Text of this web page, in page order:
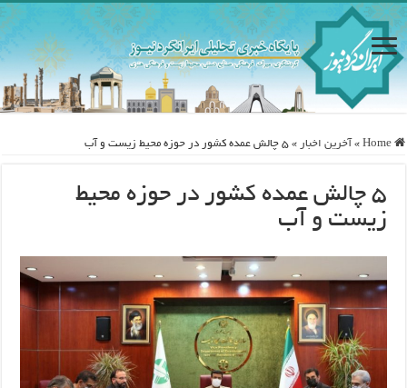
Home
» آخرین اخبار » ۵ چالش عمده کشور در حوزه محیط زیست و آب
۵ چالش عمده کشور در حوزه محیط
زیست و آب